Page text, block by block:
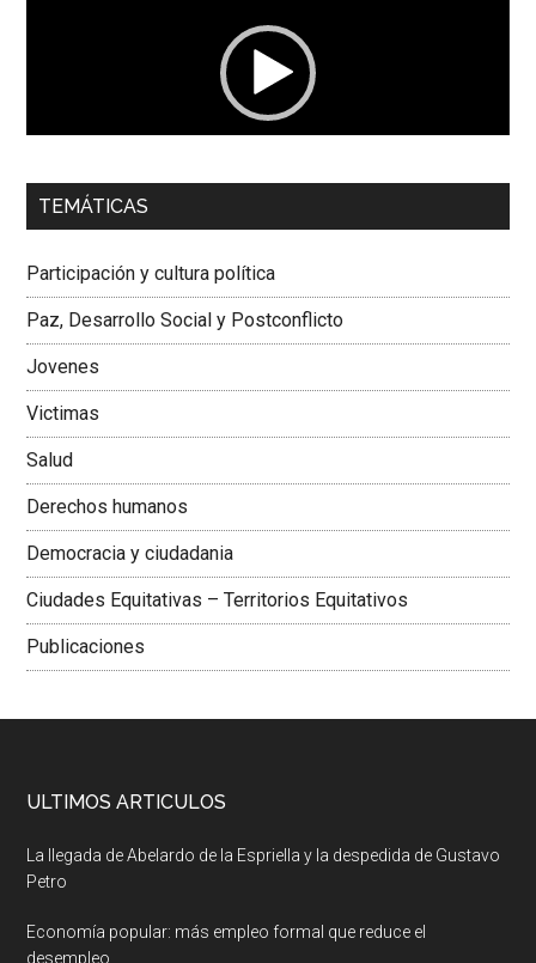
00:00 01:04
Dra. Carolina Corcho Mejía,Presidenta Corporación
Colombiana
TEMÁTICAS
Participación y cultura política
Paz, Desarrollo Social y Postconflicto
Jovenes
Victimas
Salud
Derechos humanos
Democracia y ciudadania
Ciudades Equitativas – Territorios Equitativos
Publicaciones
ULTIMOS ARTICULOS
La llegada de Abelardo de la Espriella y la despedida de Gustavo
Petro
Economía popular: más empleo formal que reduce el
desempleo